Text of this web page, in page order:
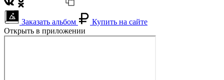
Заказать альбом
Купить на сайте
Открыть в приложении